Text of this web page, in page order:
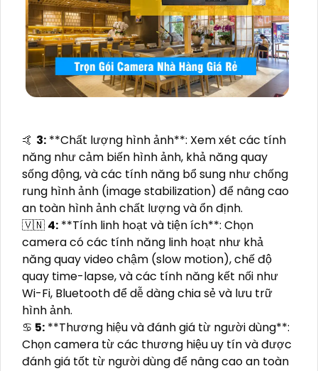
️🤙 3: **Chất lượng hình ảnh**: Xem xét các tính
năng như cảm biến hình ảnh, khả năng quay
sống động, và các tính năng bổ sung như chống
rung hình ảnh (image stabilization) để nâng cao
an toàn hình ảnh chất lượng và ổn định.
🇻🇳 4: **Tính linh hoạt và tiện ích**: Chọn
camera có các tính năng linh hoạt như khả
năng quay video chậm (slow motion), chế độ
quay time-lapse, và các tính năng kết nối như
Wi-Fi, Bluetooth để dễ dàng chia sẻ và lưu trữ
hình ảnh.
♋ 5: **Thương hiệu và đánh giá từ người dùng**:
Chọn camera từ các thương hiệu uy tín và được
đánh giá tốt từ người dùng để nâng cao an toàn